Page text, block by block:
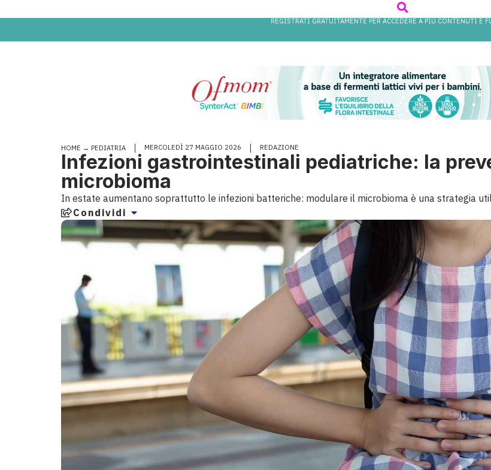
REGISTRATI GRATUITAMENTE PER ACCEDERE A PIÙ CONTENUTI E
HOME → PEDIATRIA MERCOLEDÌ 27 MAGGIO 2026 REDAZIONE
Infezioni gastrointestinali pediatriche: la
microbioma
In estate aumentano soprattutto le infezioni batteriche: modulare il microbioma è una strategia
Condividi